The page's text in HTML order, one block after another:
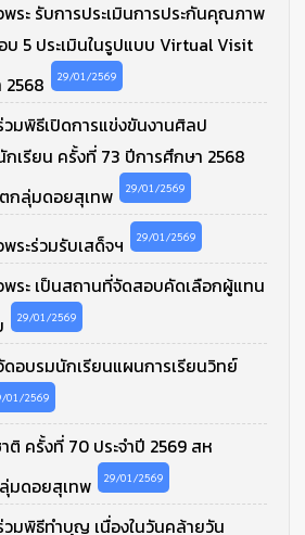
พระ รับการประเมินการประกันคุณภาพ
บ 5 ประเมินในรูปแบบ Virtual Visit
2568
29/01/2569
วมพิธีเปิดการแข่งขันงานศิลป
เรียน ครั้งที่ 73 ปีการศึกษา 2568
กลุ่มดอยสุเทพ
29/01/2569
ระร่วมรับเสด็จฯ 29/01/2569
พระ เป็นสถานที่จัดสอบคัดเลือกผู้แทน
29/01/2569
ดอบรมนักเรียนแผนการเรียนวิทย์
01/2569
ติ ครั้งที่ 70 ประจำปี 2569 สห
มดอยสุเทพ
29/01/2569
วมพิธีทำบุญ เนื่องในวันคล้ายวัน